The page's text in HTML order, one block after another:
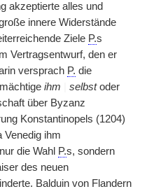
akzeptierte alles und
innere Widerstände
Ziele P.s
Vertragsentwurf, den er
versprach P. die
ihm selbstoder
über Byzanz
Konstantinopels (1204)
Venedig ihm
die Wahl P.s, sondern
des neuen
Balduin von Flandern